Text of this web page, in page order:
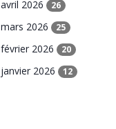
avril 2026 26
mars 2026 25
février 2026 20
janvier 2026 12